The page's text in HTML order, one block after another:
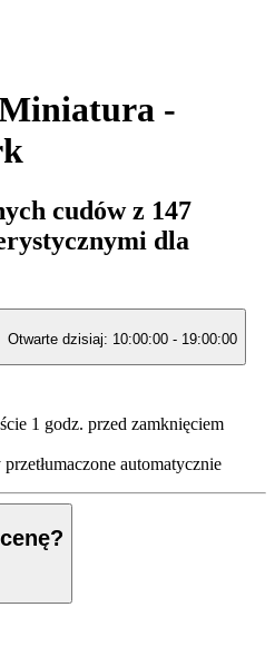
-
cudów z 147
dla
Otwarte dzisiaj: 10:00:00 - 19:00:00
1 godz. przed zamknięciem
automatycznie